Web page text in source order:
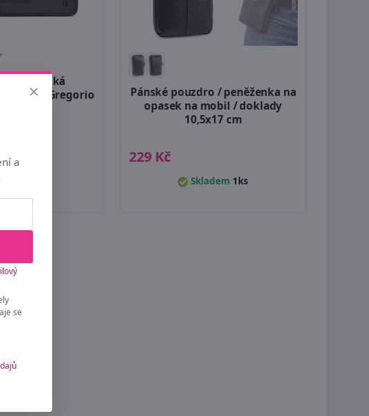
pánská
/ etue Gregorio
Pánské pouzdro / peněženka na
opasek na mobil / doklady
10,5x17 cm
229 Kč
Skladem 1ks
×
a
se